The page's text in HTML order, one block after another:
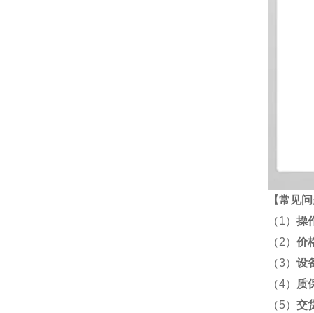
【常见
（1） 操
（2） 价
（3） 设
（4）
质
（5） 交